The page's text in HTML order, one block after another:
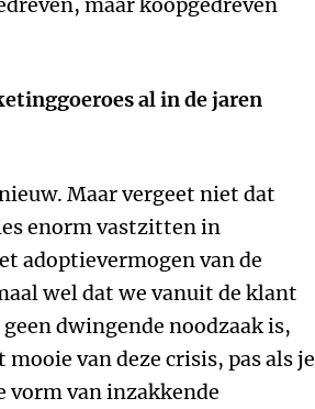
al in de jaren
Maar vergeet niet dat
enorm vastzitten in
adoptievermogen van de
wel dat we vanuit de klant
dwingende noodzaak is,
van deze crisis, pas als je
vorm van inzakkende